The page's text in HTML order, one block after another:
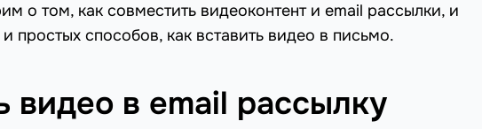
о том, как совместить видеоконтент и email рассылки, и
простых способов, как вставить видео в письмо.
видео в email рассылку